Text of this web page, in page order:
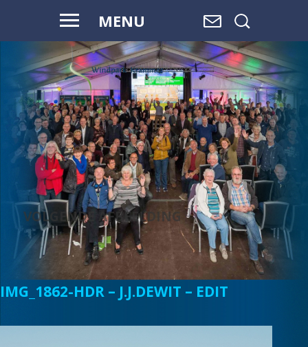
MENU
WAAR WATER
OVERGAAT IN
LAND,
EN LAND
OVERGAAT
IN WATER, IS
RUIMTE.
VOLGENDE AFBEELDING
IMG_1862-HDR – J.J.DEWIT – EDIT